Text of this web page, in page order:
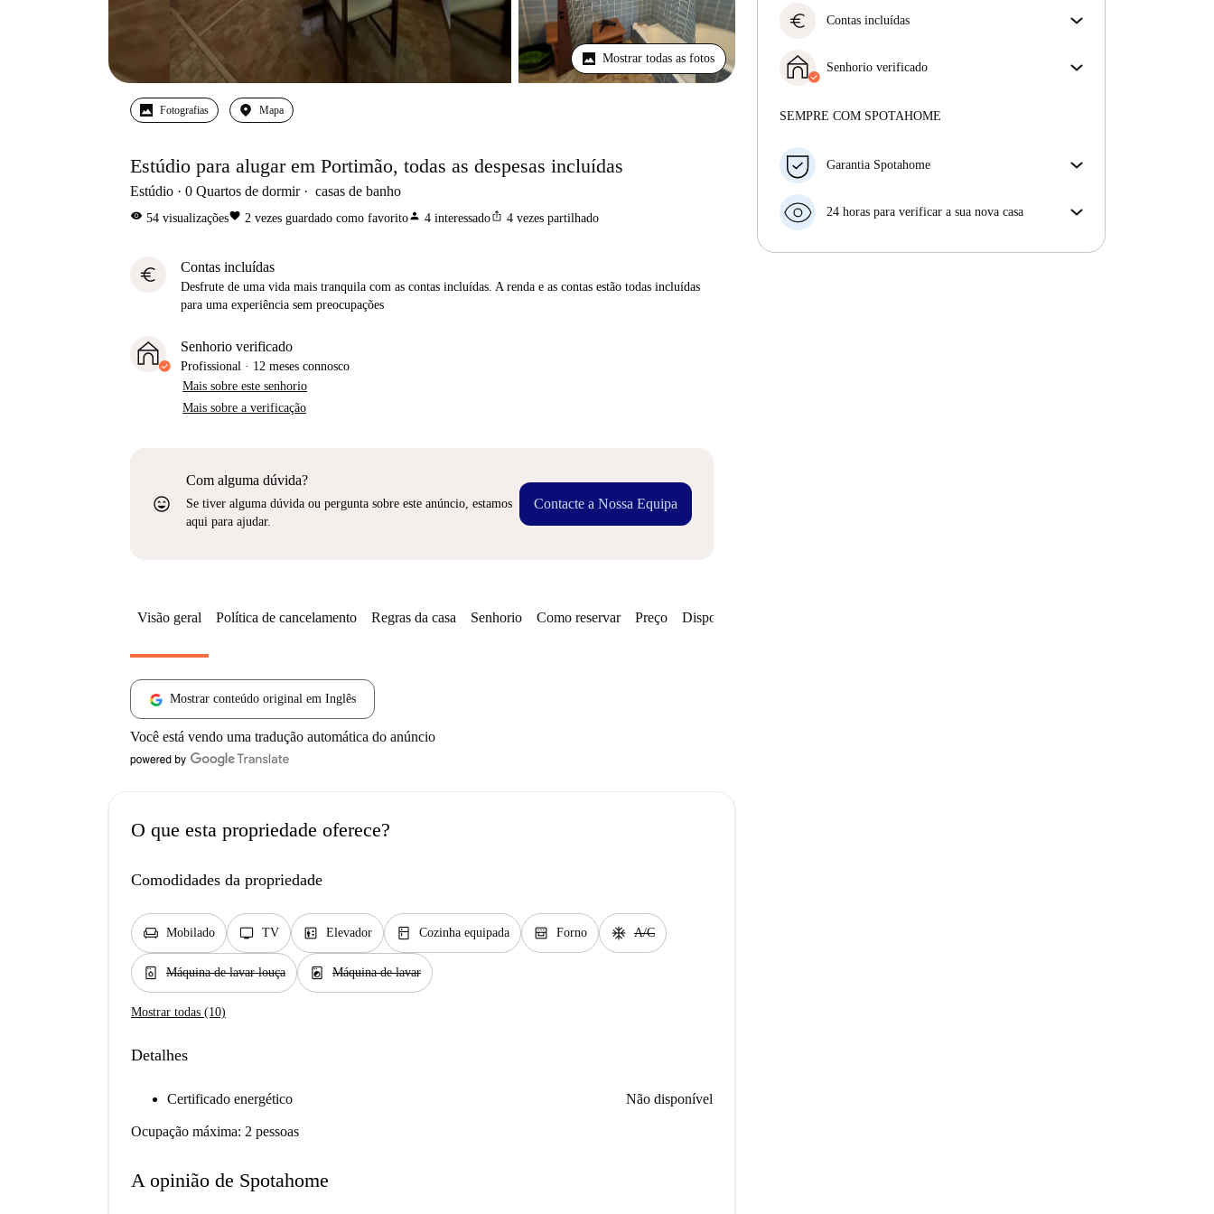
Mostrar todas as fotos
Fotografias Mapa
Estúdio para alugar em Portimão, todas as despesas incluídas
Estúdio 0 Quartos de dormir casas de banho
visibility 54 visualizaçõesfavorite 2 vezes guardado como favoritoperson 4 interessadoios_share 4 vezes partilhado
euro Contas incluídas
Desfrute de uma vida mais tranquila com as contas incluídas. A renda e as contas estão todas incluídas
para uma experiência sem preocupações
Senhorio verificado
Profissional · 12 meses connosco
Mais sobre este senhorio
Mais sobre a verificação
sentiment_very_satisfied
Com alguma dúvida?
Se tiver alguma dúvida ou pergunta sobre este anúncio, estamos
aqui para ajudar.
Contacte a Nossa Equipa
euro Contas incluídas
incluídas. A renda e as contas estão todas incluídas
para uma experiência sem preocupações
Senhorio verificado
Mais sobre este senhorio
SEMPRE COM SPOTAHOME
Garantia Spotahome
antecedência, nós iremos A) pagar um hotel e ajudá-
seu dinheiro na totalidade.
24 horas para verificar a sua nova casa
Visão geral Política de cancelamento Regras da casa Senhorio Como reservar Preço Disponibilidades
Mostrar conteúdo original em Inglês
Você está vendo uma tradução automática do anúncio
O que esta propriedade oferece?
Comodidades da propriedade
chair Mobilado tv TV elevator Elevador kitchen Cozinha equipada oven_gen Forno ac_unit A/C
dishwasher_gen Máquina de lavar louça local_laundry_service Máquina de lavar
Mostrar todas (10)
Detalhes
Certificado energético Não disponível
Ocupação máxima: 2 pessoas
A opinião de Spotahome